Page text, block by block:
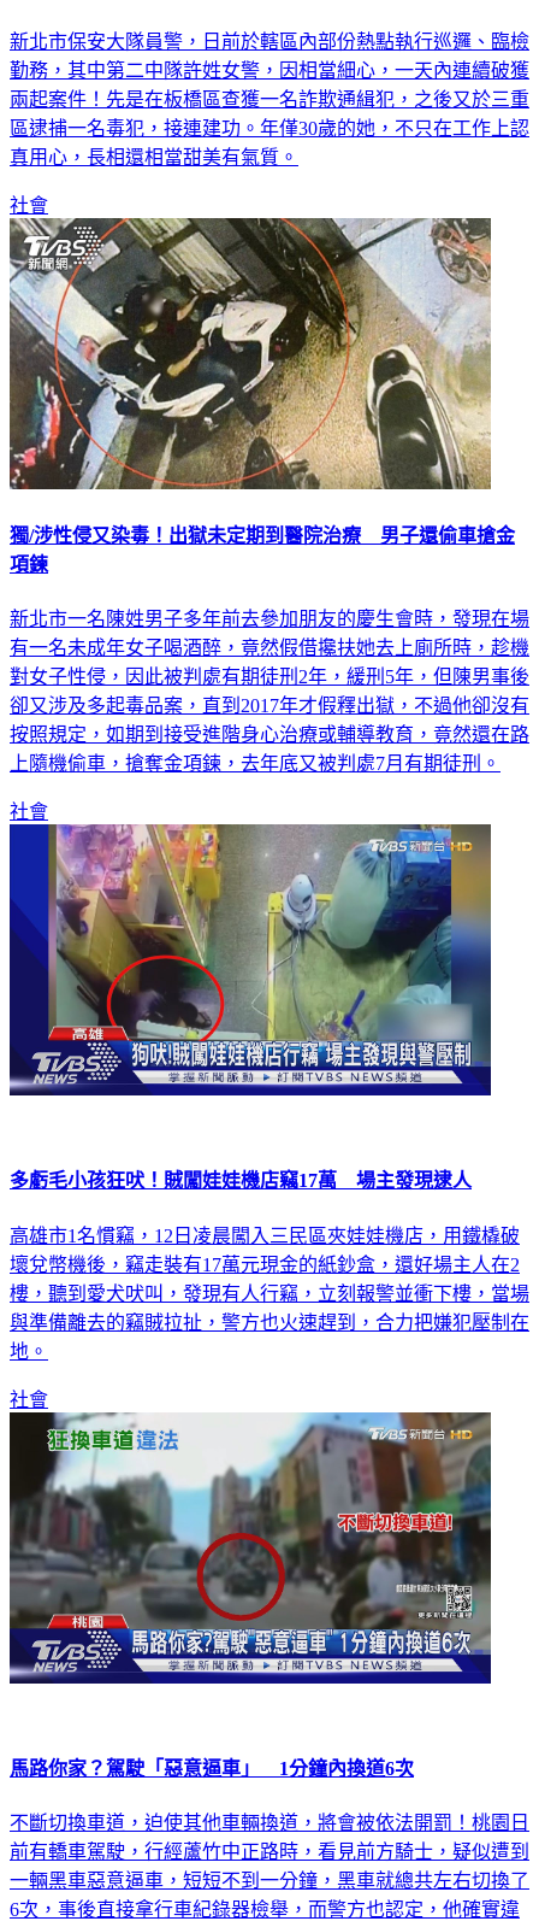
新北市保安大隊員警，日前於轄區內部份熱點執行巡邏、臨檢
勤務，其中第二中隊許姓女警，因相當細心，一天內連續破獲
兩起案件！先是在板橋區查獲一名詐欺通緝犯，之後又於三重
區逮捕一名毒犯，接連建功。年僅30歲的她，不只在工作上認
真用心，長相還相當甜美有氣質。
社會
獨/涉性侵又染毒！出獄未定期到醫院治療 男子還偷車搶金
項鍊
新北市一名陳姓男子多年前去參加朋友的慶生會時，發現在場
有一名未成年女子喝酒醉，竟然假借攙扶她去上廁所時，趁機
對女子性侵，因此被判處有期徒刑2年，緩刑5年，但陳男事後
卻又涉及多起毒品案，直到2017年才假釋出獄，不過他卻沒有
按照規定，如期到接受進階身心治療或輔導教育，竟然還在路
上隨機偷車，搶奪金項鍊，去年底又被判處7月有期徒刑。
社會
多虧毛小孩狂吠！賊闖娃娃機店竊17萬 場主發現逮人
高雄市1名慣竊，12日凌晨闖入三民區夾娃娃機店，用鐵橇破
壞兌幣機後，竊走裝有17萬元現金的紙鈔盒，還好場主人在2
樓，聽到愛犬吠叫，發現有人行竊，立刻報警並衝下樓，當場
與準備離去的竊賊拉扯，警方也火速趕到，合力把嫌犯壓制在
地。
社會
馬路你家？駕駛「惡意逼車」 1分鐘內換道6次
不斷切換車道，迫使其他車輛換道，將會被依法開罰！桃園日
前有轎車駕駛，行經蘆竹中正路時，看見前方騎士，疑似遭到
一輛黑車惡意逼車，短短不到一分鐘，黑車就總共左右切換了
6次，事後直接拿行車紀錄器檢舉，而警方也認定，他確實違